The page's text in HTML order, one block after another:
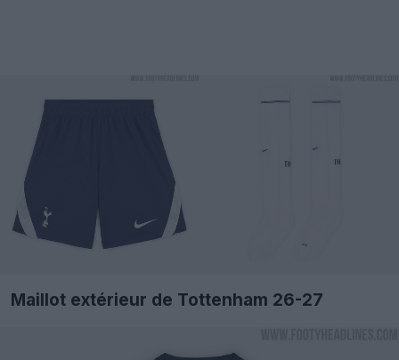
Maillot extérieur de Tottenham 26-27